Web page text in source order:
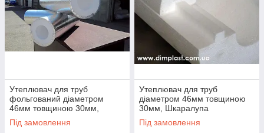
завтовшки 50 мм, Скорлупа СКП1085035
пінопласт ПСБ-С-35 — Міцний і надійний
виріб, який не злежується, не гниє,
виготовлений відповідно до всіх сучасних
норм. Гарантує надійний захист і чудово
скорочує тепловтрати
Більше різновидів утеплювача з пінопласту!
Утеплювач для труб
фольгований діаметром
46мм товщиною 30мм,
Шкаралупа СКП463035
пінопласт ПСБ-С-35
Під замовлення
Утеплювач для труб
діаметром 46мм товщиною
30мм, Шкаралупа
СКП463035 пінопласт ПСБ-
С-35
Під замовлення